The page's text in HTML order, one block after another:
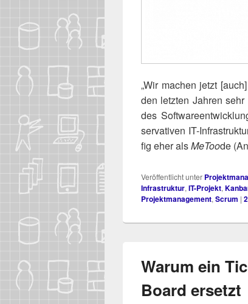
„Wir machen jetzt
den letz­ten Jah­ren
des
ser­va­ti­ven IT-
fig eher alsMeToode
Veröffentlicht unter
Infrastruktur, IT-Projekt,
Projektmanagement, Scrum | 2
Warum ein
Board ersetzt